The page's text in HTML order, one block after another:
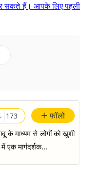
सकते हैं। आपके लिए पहली
+ फॉलो
173
के माध्यम से लोगों को खुशी
एक मार्गदर्शक...